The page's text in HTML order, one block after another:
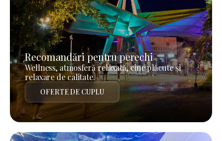
Recomandări pentru perechi
Wellness, atmosferă relaxată, cine plăcute și
relaxare de calitate.
OFERTE DE CUPLU